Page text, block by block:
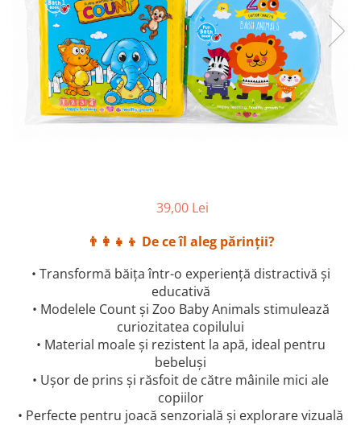
39,00 Lei
👨‍👩‍👧‍👦 De ce îl aleg părinții?
• Transformă băița într-o experiență distractivă și
educativă
• Modelele Count și Zoo Baby Animals stimulează
curiozitatea copilului
• Material moale și rezistent la apă, ideal pentru
bebeluși
• Ușor de prins și răsfoit de către mâinile mici ale
copiilor
• Perfecte pentru joacă senzorială și explorare vizuală